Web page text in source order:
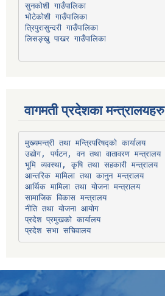
सुनकोशी गाउँपालिका
भोटेकोशी गाउँपालिका
त्रिपुरासुन्दरी गाउँपालिका
लिसङ्खु पाखर गाउँपालिका
वागमती प्रदेशका मन्त्रालयहरु
मुख्यमन्त्री तथा मन्त्रिपरिषद्को कार्यालय
उद्योग, पर्यटन, वन तथा वातावरण मन्त्रालय
भूमि व्यवस्था, कृषि तथा सहकारी मन्त्रालय
आन्तरिक मामिला तथा कानुन मन्त्रालय
आर्थिक मामिला तथा योजना मन्त्रालय
सामाजिक विकास मन्त्रालय
नीति तथा योजना आयोग
प्रदेश प्रमुखको कार्यालय
प्रदेश सभा सचिवालय